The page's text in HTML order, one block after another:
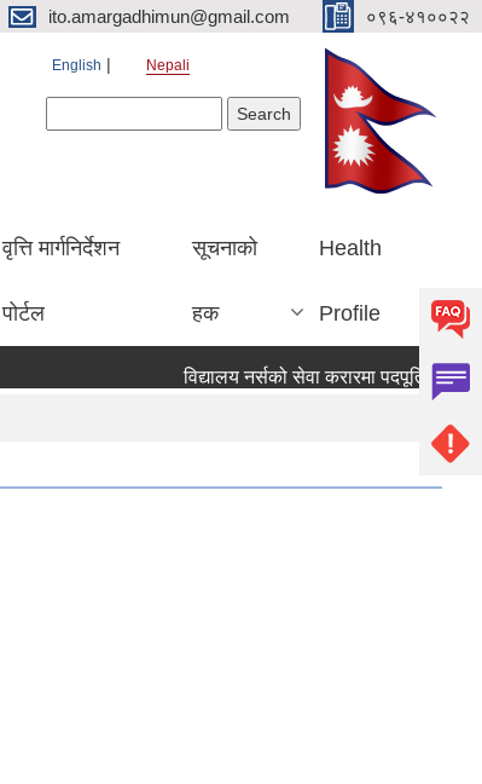
ito.amargadhimun@gmail.com ०९६-४१००२२
English Nepali
वृत्ति मार्गनिर्देशन
पोर्टल
सूचनाको
हक
Health
Profile
विद्यालय नर्सको सेवा करारमा पदपूर्ति गर्ने